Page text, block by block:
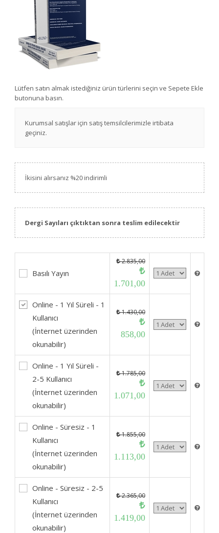
Lütfen satın almak istediğiniz ürün türlerini seçin ve Sepete Ekle
butonuna basın.
Kurumsal satışlar için satış temsilcilerimizle irtibata
geçiniz.
İkisini alırsanız %20 indirimli
Dergi Sayıları çıktıktan sonra teslim edilecektir
Basılı Yayın
2.835,00
1.701,00
Online - 1 Yıl Süreli - 1
Kullanıcı
(İnternet üzerinden
okunabilir)
1.430,00
858,00
Online - 1 Yıl Süreli -
2-5 Kullanıcı
(İnternet üzerinden
okunabilir)
1.785,00
1.071,00
Online - Süresiz - 1
Kullanıcı
(İnternet üzerinden
okunabilir)
1.855,00
1.113,00
Online - Süresiz - 2-5
Kullanıcı
(İnternet üzerinden
okunabilir)
2.365,00
1.419,00